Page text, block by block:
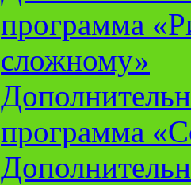
программа
сложному»
программа